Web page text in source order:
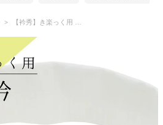
【衿秀】き楽っく用 替え衿 絽 千鳥刺繍 白